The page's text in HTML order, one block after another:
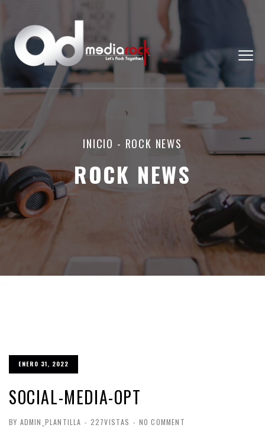
INICIO - ROCK NEWS
ROCK NEWS
ENERO 31, 2022
SOCIAL-MEDIA-OPT
BY ADMIN_PLANTILLA - 227VISTAS - NO COMMENT